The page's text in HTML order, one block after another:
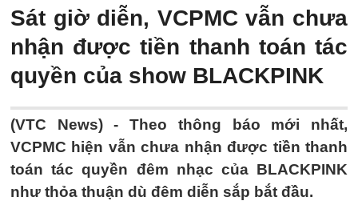
Sát giờ diễn, VCPMC vẫn chưa
nhận được tiền thanh toán tác
quyền của show BLACKPINK
(VTC News) -Theo thông báo mới nhất,
VCPMC hiện vẫn chưa nhận được tiền thanh
toán tác quyền đêm nhạc của BLACKPINK
như thỏa thuận dù đêm diễn sắp bắt đầu.